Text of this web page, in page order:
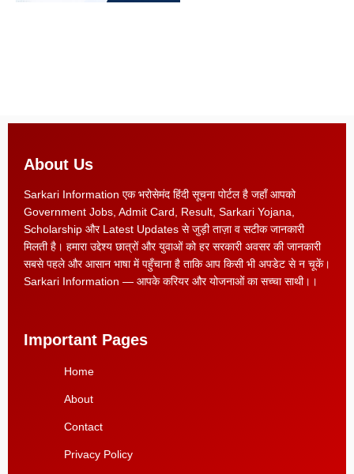
About Us
Sarkari Information एक भरोसेमंद हिंदी सूचना पोर्टल है जहाँ आपको
Government Jobs, Admit Card, Result, Sarkari Yojana,
Scholarship और Latest Updates से जुड़ी ताज़ा व सटीक जानकारी
मिलती है। हमारा उद्देश्य छात्रों और युवाओं को हर सरकारी अवसर की जानकारी
सबसे पहले और आसान भाषा में पहुँचाना है ताकि आप किसी भी अपडेट से न चूकें।
Sarkari Information — आपके करियर और योजनाओं का सच्चा साथी।।
Important Pages
Home
About
Contact
Privacy Policy